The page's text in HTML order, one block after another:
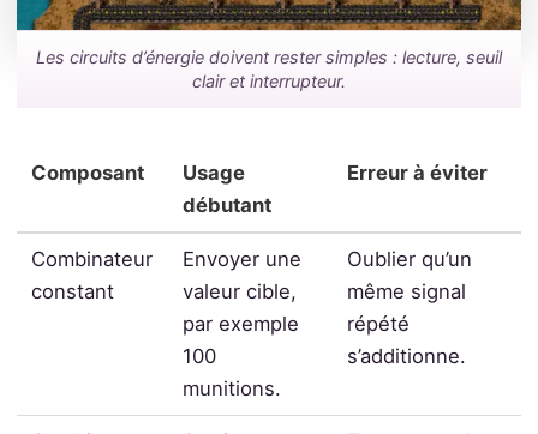
Les circuits d’énergie doivent rester simples : lecture, seuil
clair et interrupteur.
Composant
Usage
débutant
Erreur à éviter
Combinateur
constant
Envoyer une
valeur cible,
par exemple
100
munitions.
Oublier qu’un
même signal
répété
s’additionne.